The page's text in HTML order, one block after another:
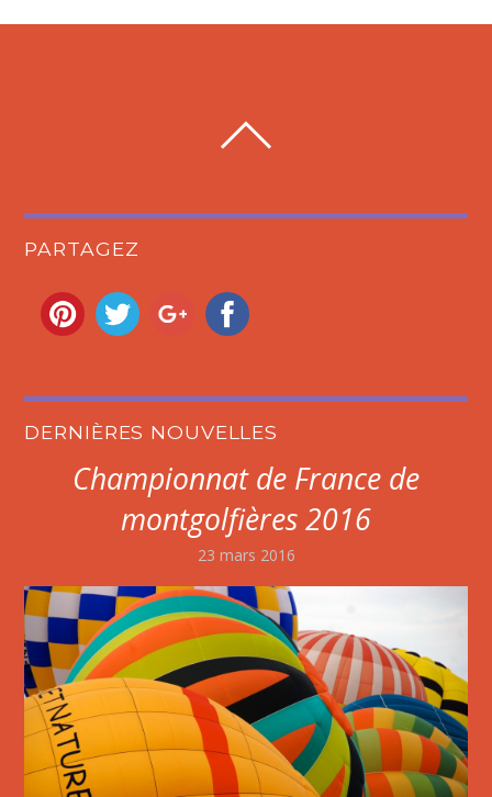
PARTAGEZ
DERNIÈRES NOUVELLES
Championnat de France de
montgolfières 2016
23 mars 2016